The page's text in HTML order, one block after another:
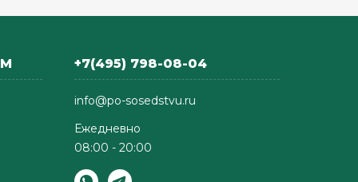
+7(495) 798-08-04
info@po-sosedstvu.ru
Ежедневно
08:00 - 20:00